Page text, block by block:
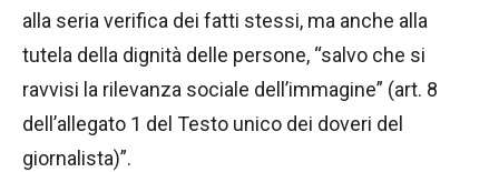
alla seria verifica dei fatti stessi, ma anche alla
tutela della dignità delle persone, “salvo che si
ravvisi la rilevanza sociale dell’immagine” (art. 8
dell’allegato 1 del Testo unico dei doveri del
giornalista)”.